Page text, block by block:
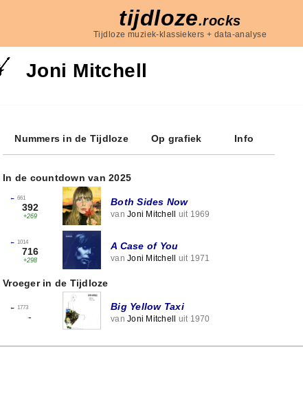
tijdloze.rocks
Tijdloze muziek-klassiekers + data-analyse
Joni Mitchell
Nummers in de Tijdloze Op grafiek Info
In de countdown van 2025
← 661
392
+269
Both Sides Now
van Joni Mitchell uit 1969
← 1014
716
+298
A Case of You
van Joni Mitchell uit 1971
Vroeger in de Tijdloze
← 1773
-
Big Yellow Taxi
van Joni Mitchell uit 1970